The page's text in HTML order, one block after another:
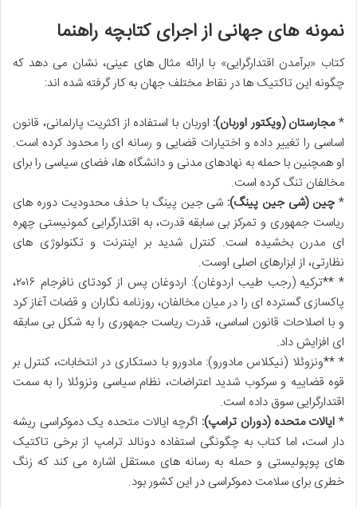
نمونه های جهانی از اجرای کتابچه راهنما
کتاب «برآمدن اقتدارگرایی» با ارائه مثال های عینی، نشان می دهد که
چگونه این تاکتیک ها در نقاط مختلف جهان به کار گرفته شده اند:
*مجارستان (ویکتور اوربان): اوربان با استفاده از اکثریت پارلمانی، قانون
اساسی را تغییر داده و اختیارات قضایی و رسانه ای را محدود کرده است.
او همچنین با حمله به نهادهای مدنی و دانشگاه ها، فضای سیاسی را برای
مخالفان تنگ کرده است.
*چین (شی جین پینگ): شی جین پینگ با حذف محدودیت دوره های
ریاست جمهوری و تمرکز بی سابقه قدرت، به اقتدارگرایی کمونیستی چهره
ای مدرن بخشیده است. کنترل شدید بر اینترنت و تکنولوژی های
نظارتی، از ابزارهای اصلی اوست.
* **ترکیه (رجب طیب اردوغان): اردوغان پس از کودتای نافرجام ۲۰۱۶،
پاکسازی گسترده ای را در میان مخالفان، روزنامه نگاران و قضات آغاز کرد
و با اصلاحات قانون اساسی، قدرت ریاست جمهوری را به شکل بی سابقه
ای افزایش داد.
* **ونزوئلا (نیکلاس مادورو): مادورو با دستکاری در انتخابات، کنترل بر
قوه قضاییه و سرکوب شدید اعتراضات، نظام سیاسی ونزوئلا را به سمت
اقتدارگرایی سوق داده است.
* ایالات متحده (دوران ترامپ): اگرچه ایالات متحده یک دموکراسی ریشه
دار است، اما کتاب به چگونگی استفاده دونالد ترامپ از برخی تاکتیک
های پوپولیستی و حمله به رسانه های مستقل اشاره می کند که زنگ
خطری برای سلامت دموکراسی در این کشور بود.